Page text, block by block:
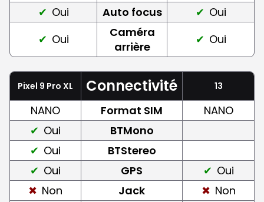
Oui
Auto focus
Oui
Oui
Caméra
arrière
Oui
Pixel 9 Pro XL Connectivité 13
NANO Format SIM
NANO
Oui
BTMono
Oui
BTStereo
Oui
GPS
Oui
Non
Jack
Non